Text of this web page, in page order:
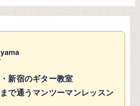
新宿のギター教室
で通うマンツーマンレッスン